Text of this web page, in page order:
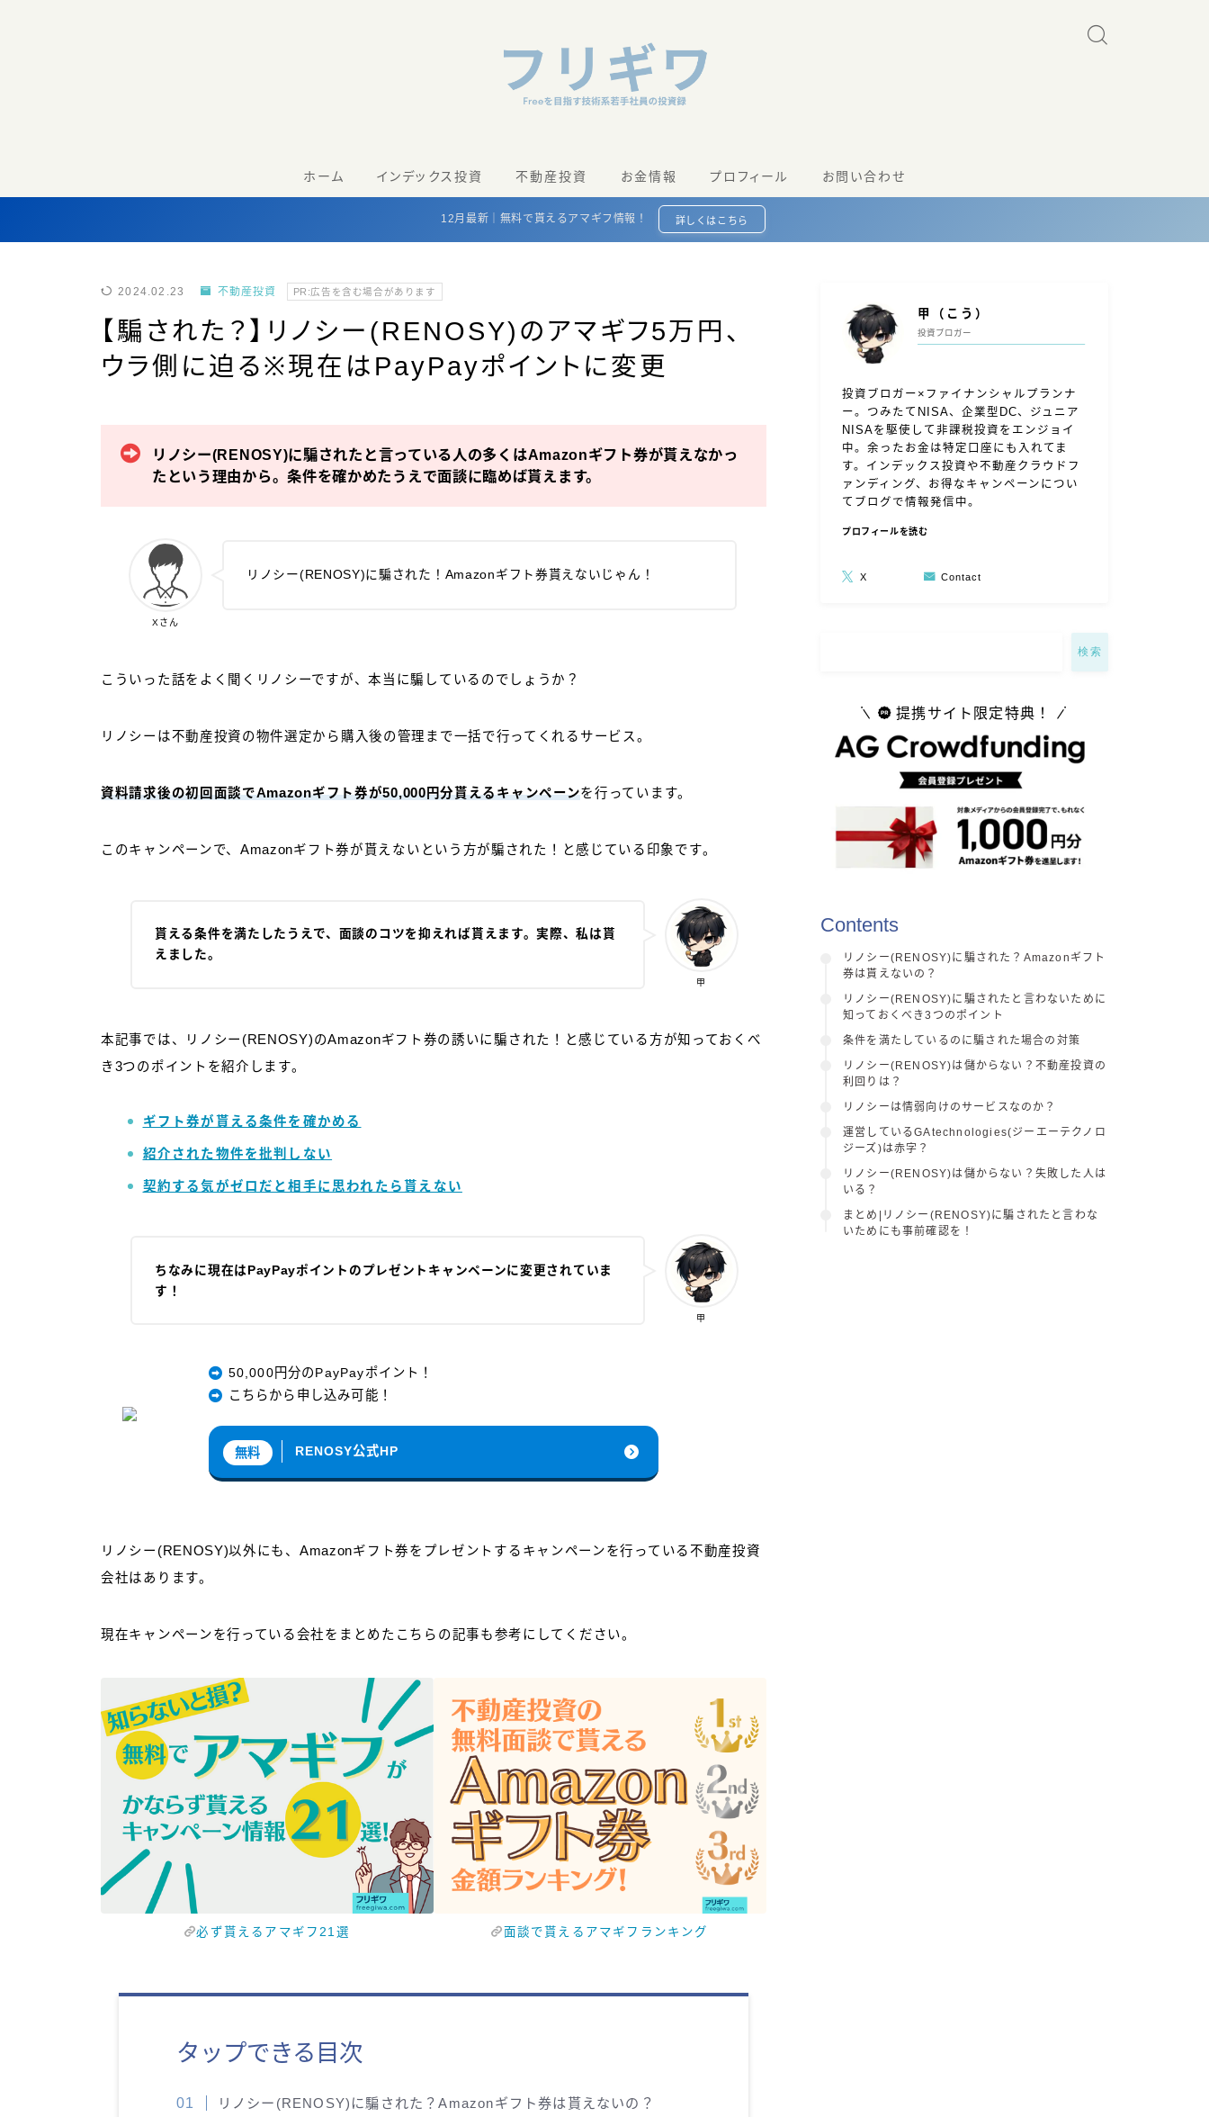
ホーム インデックス投資 不動産投資 お金情報 プロフィール お問い合わせ
12月最新｜無料で貰えるアマギフ情報！ 詳しくはこちら
2024.02.23 不動産投資 PR:広告を含む場合があります
【騙された？】リノシー(RENOSY)のアマギフ5万円、
ウラ側に迫る※現在はPayPayポイントに変更
リノシー(RENOSY)に騙されたと言っている人の多くはAmazonギフト券が貰えなかっ
たという理由から。条件を確かめたうえで面談に臨めば貰えます。
Xさん
リノシー(RENOSY)に騙された！Amazonギフト券貰えないじゃん！
こういった話をよく聞くリノシーですが、本当に騙しているのでしょうか？
リノシーは不動産投資の物件選定から購入後の管理まで一括で行ってくれるサービス。
資料請求後の初回面談でAmazonギフト券が50,000円分貰えるキャンペーンを行っています。
このキャンペーンで、Amazonギフト券が貰えないという方が騙された！と感じている印象です。
甲
貰える条件を満たしたうえで、面談のコツを抑えれば貰えます。実際、私は貰
えました。
本記事では、リノシー(RENOSY)のAmazonギフト券の誘いに騙された！と感じている方が知っておくべ
き3つのポイントを紹介します。
ギフト券が貰える条件を確かめる
紹介された物件を批判しない
契約する気がゼロだと相手に思われたら貰えない
甲
ちなみに現在はPayPayポイントのプレゼントキャンペーンに変更されていま
す！
50,000円分のPayPayポイント！
こちらから申し込み可能！
無料 RENOSY公式HP
リノシー(RENOSY)以外にも、Amazonギフト券をプレゼントするキャンペーンを行っている不動産投資
会社はあります。
現在キャンペーンを行っている会社をまとめたこちらの記事も参考にしてください。
必ず貰えるアマギフ21選 面談で貰えるアマギフランキング
タップできる目次
リノシー(RENOSY)に騙された？Amazonギフト券は貰えないの？
甲（こう）
投資ブロガー
投資ブロガー×ファイナンシャルプランナ
ー。つみたてNISA、企業型DC、ジュニア
NISAを駆使して非課税投資をエンジョイ
中。余ったお金は特定口座にも入れてま
す。インデックス投資や不動産クラウドフ
ァンディング、お得なキャンペーンについ
てブログで情報発信中。
プロフィールを読む
X Contact
検索
提携サイト限定特典！
Contents
リノシー(RENOSY)に騙された？Amazonギフト
券は貰えないの？
リノシー(RENOSY)に騙されたと言わないために
知っておくべき3つのポイント
条件を満たしているのに騙された場合の対策
リノシー(RENOSY)は儲からない？不動産投資の
利回りは？
リノシーは情弱向けのサービスなのか？
運営しているGAtechnologies(ジーエーテクノロ
ジーズ)は赤字？
リノシー(RENOSY)は儲からない？失敗した人は
いる？
まとめ|リノシー(RENOSY)に騙されたと言わな
いためにも事前確認を！